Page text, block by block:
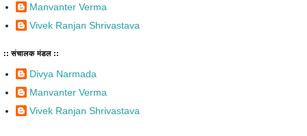
Manvanter Verma
Vivek Ranjan Shrivastava
:: संचालक मंडल ::
Divya Narmada
Manvanter Verma
Vivek Ranjan Shrivastava